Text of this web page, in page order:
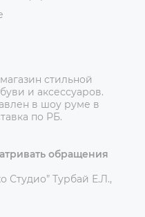
стильной
и аксессуаров.
в шоу руме в
по РБ.
обращения
Студио” Турбай Е.Л.,